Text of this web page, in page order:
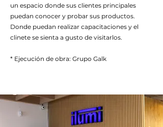
un espacio donde sus clientes principales
puedan conocer y probar sus productos.
Donde puedan realizar capacitaciones y el
clinete se sienta a gusto de visitarlos.
* Ejecución de obra: Grupo Galk